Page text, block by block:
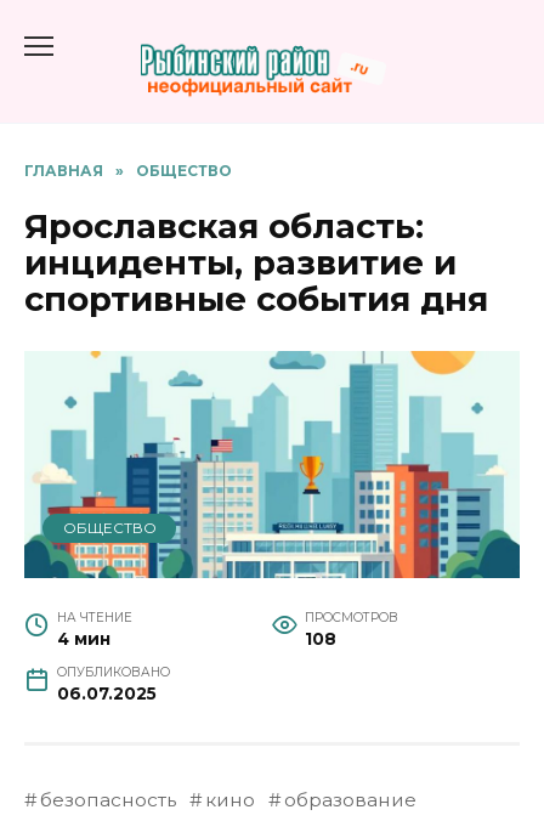
содержанию
ГЛАВНАЯ » ОБЩЕСТВО
Ярославская область:
инциденты, развитие и
спортивные события дня
ОБЩЕСТВО
НА ЧТЕНИЕ
4 мин
ПРОСМОТРОВ
108
ОПУБЛИКОВАНО
06.07.2025
безопасность кино
образование